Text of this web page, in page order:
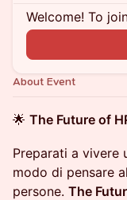
Welcome! To
About Event
🌟 The Future of
Preparati a vivere
modo di pensare
persone. The